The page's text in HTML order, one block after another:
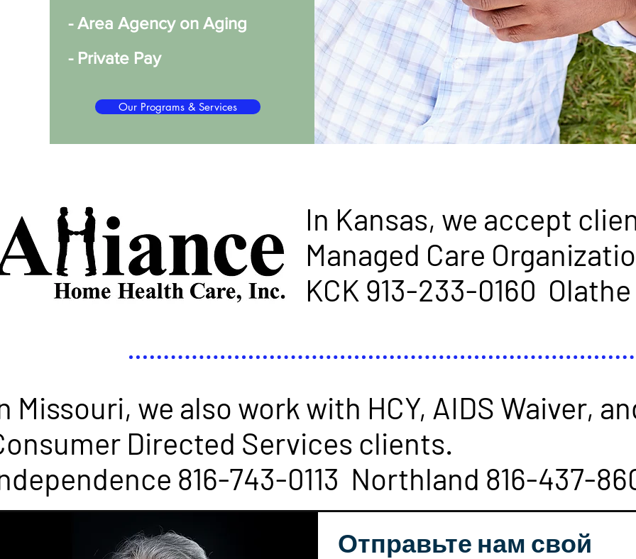
- Area Agency on Aging
- Private Pay
Our Programs & Services
In Kansas, we accept
Managed Care
KCK 913-233-0160
Missouri, we also work with HCY, AIDS Waiver,
Directed Services clients.
816-743-0113 Northland 816-437-
Отправьте нам свой